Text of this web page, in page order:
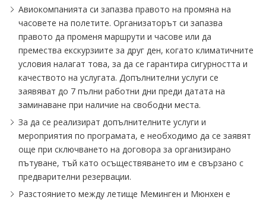
Авиокомпанията си запазва правото на промяна на
часовете на полетите. Организаторът си запазва
правото да променя маршрути и часове или да
премества екскурзиите за друг ден, когато климатичните
условия налагат това, за да се гарантира сигурността и
качеството на услугата. Допълнителни услуги се
заявяват до 7 пълни работни дни преди датата на
заминаване при наличие на свободни места.
За да се реализират допълнителните услуги и
мероприятия по програмата, е необходимо да се заявят
още при сключването на договора за организирано
пътуване, тъй като осъществяването им е свързано с
предварителни резервации.
Разстоянието между летище Меминген и Мюнхен е